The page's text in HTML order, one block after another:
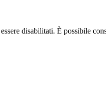
disabilitati. È possibile